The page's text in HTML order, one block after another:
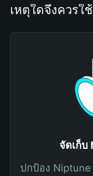
เหตุใดจึงควรใ
จัดเก็
ปกป้อง